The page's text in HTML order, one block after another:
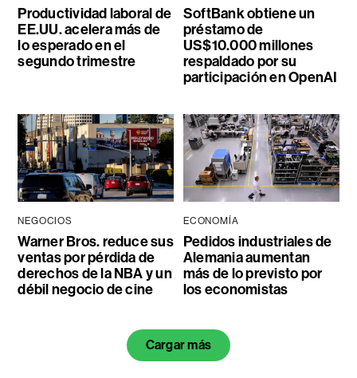
Productividad laboral de
EE.UU. acelera más de
lo esperado en el
segundo trimestre
SoftBank obtiene un
préstamo de
US$10.000 millones
respaldado por su
participación en OpenAI
NEGOCIOS
Warner Bros. reduce sus
ventas por pérdida de
derechos de la NBA y un
débil negocio de cine
ECONOMÍA
Pedidos industriales de
Alemania aumentan
más de lo previsto por
los economistas
Cargar más